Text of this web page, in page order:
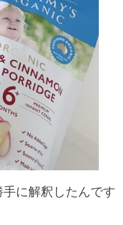
に解釈したんです